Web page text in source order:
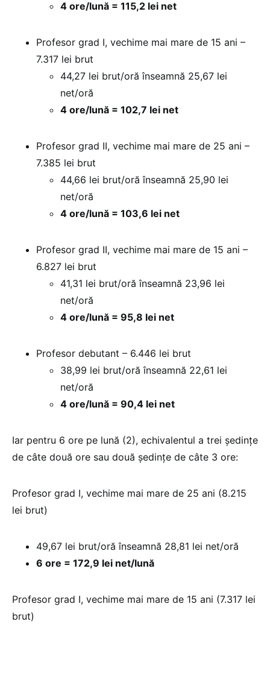
4 ore/lună = 115,2 lei net
Profesor grad I, vechime mai mare de 15 ani –
7.317 lei brut
44,27 lei brut/oră înseamnă 25,67 lei
net/oră
4 ore/lună = 102,7 lei net
Profesor grad II, vechime mai mare de 25 ani –
7.385 lei brut
44,66 lei brut/oră înseamnă 25,90 lei
net/oră
4 ore/lună = 103,6 lei net
Profesor grad II, vechime mai mare de 15 ani –
6.827 lei brut
41,31 lei brut/oră înseamnă 23,96 lei
net/oră
4 ore/lună = 95,8 lei net
Profesor debutant – 6.446 lei brut
38,99 lei brut/oră înseamnă 22,61 lei
net/oră
4 ore/lună = 90,4 lei net
Iar pentru 6 ore pe lună (2), echivalentul a trei ședințe
de câte două ore sau două ședințe de câte 3 ore:
Profesor grad I, vechime mai mare de 25 ani (8.215
lei brut)
49,67 lei brut/oră înseamnă 28,81 lei net/oră
6 ore = 172,9 lei net/lună
Profesor grad I, vechime mai mare de 15 ani (7.317 lei
brut)